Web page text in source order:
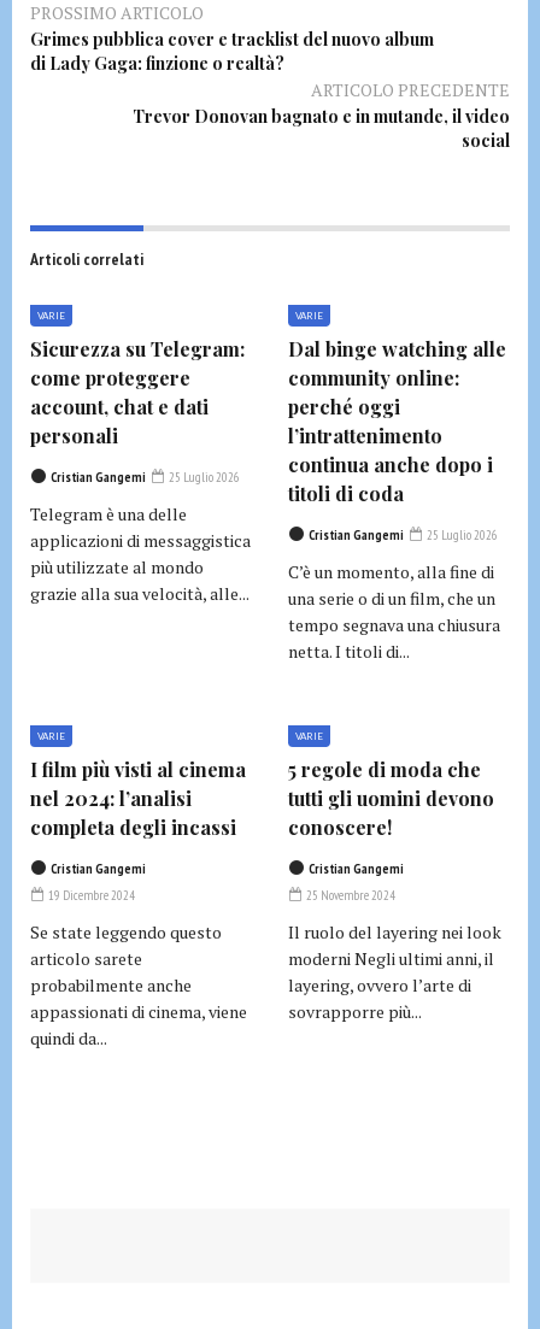
PROSSIMO ARTICOLO
Grimes pubblica cover e tracklist del nuovo album
di Lady Gaga: finzione o realtà?
ARTICOLO PRECEDENTE
Trevor Donovan bagnato e in mutande, il video
social
Articoli correlati
VARIE
Sicurezza su Telegram:
come proteggere
account, chat e dati
personali
Cristian Gangemi 25 Luglio 2026
Telegram è una delle
applicazioni di messaggistica
più utilizzate al mondo
grazie alla sua velocità, alle...
VARIE
Dal binge watching alle
community online:
perché oggi
l’intrattenimento
continua anche dopo i
titoli di coda
Cristian Gangemi 25 Luglio 2026
C’è un momento, alla fine di
una serie o di un film, che un
tempo segnava una chiusura
netta. I titoli di...
VARIE
I film più visti al cinema
nel 2024: l’analisi
completa degli incassi
Cristian Gangemi
19 Dicembre 2024
Se state leggendo questo
articolo sarete
probabilmente anche
appassionati di cinema, viene
quindi da...
VARIE
5 regole di moda che
tutti gli uomini devono
conoscere!
Cristian Gangemi
25 Novembre 2024
Il ruolo del layering nei look
moderni Negli ultimi anni, il
layering, ovvero l’arte di
sovrapporre più...